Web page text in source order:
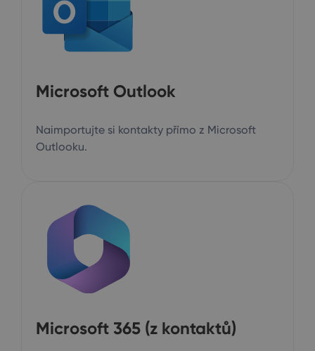
Microsoft Outlook
Naimportujte si kontakty přímo z Microsoft
Outlooku.
Microsoft 365 (z kontaktů)